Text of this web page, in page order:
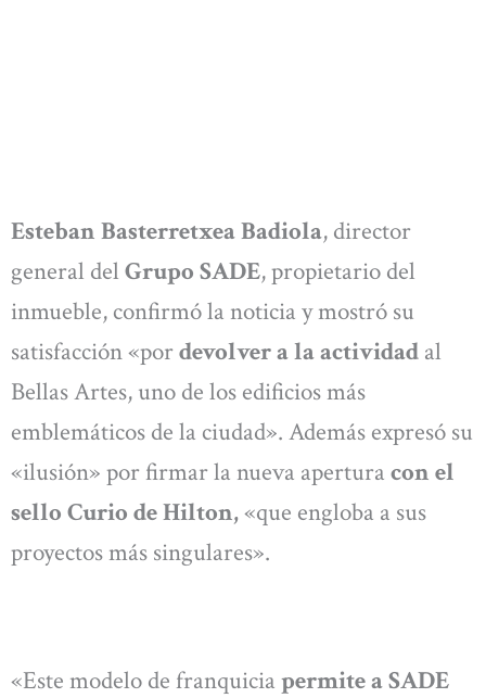
Esteban Basterretxea Badiola, director
general del Grupo SADE, propietario del
inmueble, confirmó la noticia y mostró su
satisfacción «pordevolver a la actividad al
Bellas Artes, uno de los edificios más
emblemáticos de la ciudad». Además expresó su
«ilusión» por firmar la nueva apertura con el
sello Curio de Hilton,«que engloba a sus
proyectos más singulares».
«Este modelo de franquicia permite a SADE